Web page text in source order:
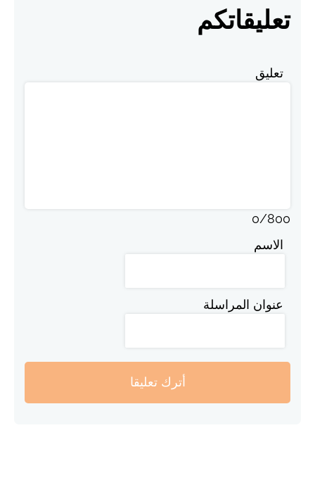
تعليقاتكم
تعليق
0/800
الاسم
عنوان المراسلة
أترك تعليقا